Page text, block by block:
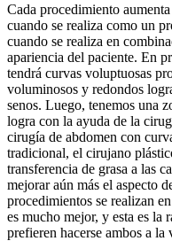
Cada procedimiento
cuando se realiza como un
cuando se realiza en
apariencia del paciente. En
tendrá curvas voluptuosas
voluminosos y redondos
senos. Luego, tenemos una
logra con la ayuda de la
cirugía de abdomen con
tradicional, el cirujano
transferencia de grasa a las
mejorar aún más el aspecto
procedimientos se realizan
es mucho mejor, y esta es la
prefieren hacerse ambos a la